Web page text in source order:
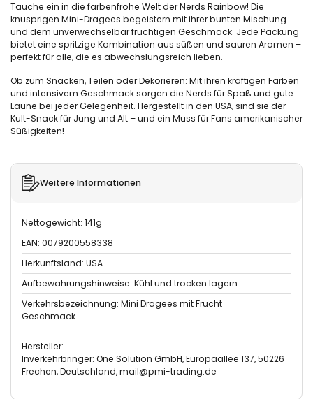
Tauche ein in die farbenfrohe Welt der Nerds Rainbow! Die
knusprigen Mini-Dragees begeistern mit ihrer bunten Mischung
und dem unverwechselbar fruchtigen Geschmack. Jede Packung
bietet eine spritzige Kombination aus süßen und sauren Aromen –
perfekt für alle, die es abwechslungsreich lieben.
Ob zum Snacken, Teilen oder Dekorieren: Mit ihren kräftigen Farben
und intensivem Geschmack sorgen die Nerds für Spaß und gute
Laune bei jeder Gelegenheit. Hergestellt in den USA, sind sie der
Kult-Snack für Jung und Alt – und ein Muss für Fans amerikanischer
Süßigkeiten!
Weitere Informationen
Nettogewicht: 141g
EAN: 0079200558338
Herkunftsland: USA
Aufbewahrungshinweise: Kühl und trocken lagern.
Verkehrsbezeichnung: Mini Dragees mit Frucht
Geschmack
Hersteller:
Inverkehrbringer: One Solution GmbH, Europaallee 137, 50226
Frechen, Deutschland, mail@pmi-trading.de